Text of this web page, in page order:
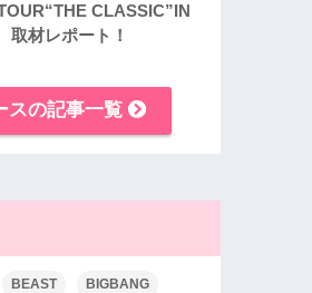
CLASSIC”IN
取材レポート！
スの記事一覧
BEAST BIGBANG